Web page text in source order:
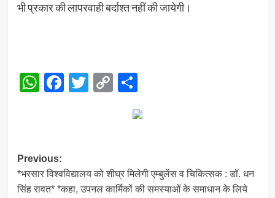
भी प्रकार की लापरवाही बर्दाश्त नहीं की जायेगी।
WhatsApp
Facebook
Twitter
CopyShare
Post
navigation
Previous:
*भरसार विश्वविद्यालय को शीघ्र मिलेगी एम्बुलेंस व चिकित्सक : डॉ. धन
सिंह रावत* *कहा, उपनल कार्मिकों की समस्याओं के समाधान के लिये